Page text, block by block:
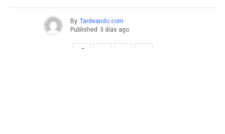
By Tardeando.com
Published 3 días ago